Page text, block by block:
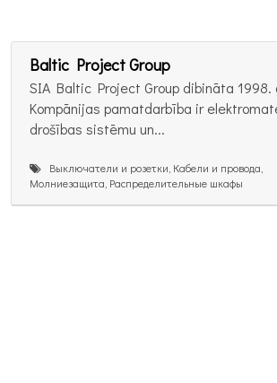
Baltic Project Group
SIA Baltic Project Group dibināta 1998.
Kompānijas pamatdarbība ir
drošības sistēmu un...
Выключатели и розетки, Кабели и провода,
Молниезащита, Распределительные шкафы